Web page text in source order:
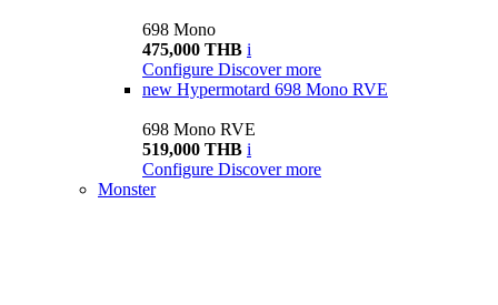
698 Mono
475,000 THB i
Configure Discover more
new Hypermotard 698 Mono RVE
698 Mono RVE
519,000 THB i
Configure Discover more
Monster